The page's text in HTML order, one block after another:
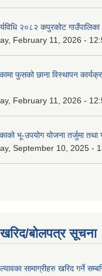
२०८२ कपुरकोट गाउँपालिका
February 11, 2026 -
फुसको छाना विस्थापन
February 11, 2026 -
भू-उपयोग योजना तर्जुमा तथा
September 10, 2025 -
बोलपत्र सूचना
सामाग्रीहरु खरिद गर्ने